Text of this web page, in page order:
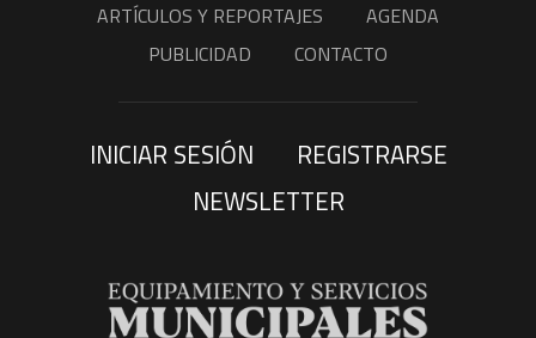
ARTÍCULOS Y REPORTAJES
AGENDA
PUBLICIDAD
CONTACTO
INICIAR SESIÓN
REGISTRARSE
NEWSLETTER